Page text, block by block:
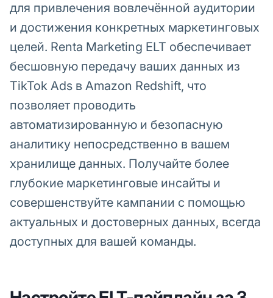
для привлечения вовлечённой аудитории
и достижения конкретных маркетинговых
целей. Renta Marketing ELT обеспечивает
бесшовную передачу ваших данных из
TikTok Ads в Amazon Redshift, что
позволяет проводить
автоматизированную и безопасную
аналитику непосредственно в вашем
хранилище данных. Получайте более
глубокие маркетинговые инсайты и
совершенствуйте кампании с помощью
актуальных и достоверных данных, всегда
доступных для вашей команды.